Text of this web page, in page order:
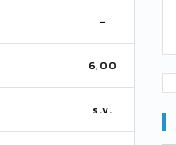
-
6,00
s.v.